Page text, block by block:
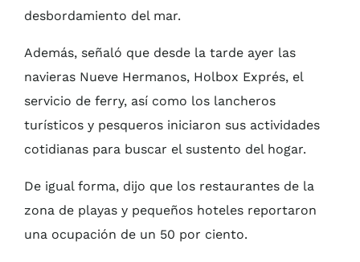
desbordamiento del mar.
Además, señaló que desde la tarde ayer las
navieras Nueve Hermanos, Holbox Exprés, el
servicio de ferry, así como los lancheros
turísticos y pesqueros iniciaron sus actividades
cotidianas para buscar el sustento del hogar.
De igual forma, dijo que los restaurantes de la
zona de playas y pequeños hoteles reportaron
una ocupación de un 50 por ciento.